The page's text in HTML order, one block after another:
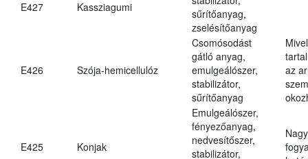
E427 Kassziagumi
sűrítőanyag,
zselésítőanyag
E426 Szója-hemicellulóz
Csomósodást
gátló anyag,
emulgeálószer,
stabilizátor,
sűrítőanyag
az
E425 Konjak
Emulgeálószer,
fényezőanyag,
nedvesítőszer,
stabilizátor,